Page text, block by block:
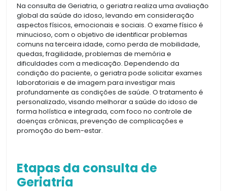
Na consulta de Geriatria, o geriatra realiza uma avaliação
global da saúde do idoso, levando em consideração
aspectos físicos, emocionais e sociais. O exame físico é
minucioso, com o objetivo de identificar problemas
comuns na terceira idade, como perda de mobilidade,
quedas, fragilidade, problemas de memória e
dificuldades com a medicação. Dependendo da
condição do paciente, o geriatra pode solicitar exames
laboratoriais e de imagem para investigar mais
profundamente as condições de saúde. O tratamento é
personalizado, visando melhorar a saúde do idoso de
forma holística e integrada, com foco no controle de
doenças crônicas, prevenção de complicações e
promoção do bem-estar.
Etapas da consulta de
Geriatria